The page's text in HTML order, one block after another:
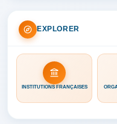
EXPLORER
INSTITUTIONS FRANÇAISES